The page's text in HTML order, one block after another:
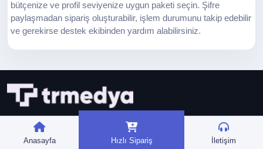
bütçenize ve profil seviyenize uygun paketi seçin. Şifre
paylaşmadan sipariş oluşturabilir, işlem durumunu takip edebilir
ve gerekirse destek ekibinden yardım alabilirsiniz.
WhatsApp İletişim
Anasayfa Hızlı Sipariş İletişim